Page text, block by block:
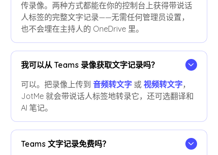
传录像。两种方式都能在你的控制台上获得带说话
人标签的完整文字记录——无需任何管理员设置，
也不会埋在主持人的 OneDrive 里。
我可以从 Teams 录像获取文字记录吗？
可以。把录像上传到 音频转文字 或视频转文字，
JotMe 就会带说话人标签地转录它，还可选翻译和
AI 笔记。
Teams 文字记录免费吗？